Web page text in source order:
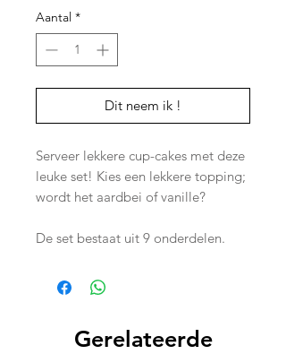
Aantal *
Dit neem ik !
Serveer lekkere cup-cakes met deze
leuke set! Kies een lekkere topping;
wordt het aardbei of vanille?
De set bestaat uit 9 onderdelen.
Gerelateerde